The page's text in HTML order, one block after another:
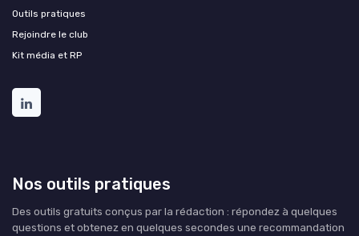
Outils pratiques
Rejoindre le club
Kit média et RP
Nos outils pratiques
Des outils gratuits conçus par la rédaction : répondez à quelques
questions et obtenez en quelques secondes une recommandation